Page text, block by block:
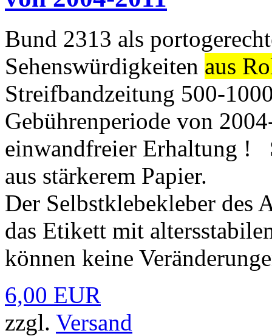
Bund 2313 als
Sehenswürdigkeiten aus
Streifbandzeitung 500-
Gebührenperiode von
einwandfreier Erhaltung !
aus stärkerem Papier.
Der Selbstklebekleber des
das Etikett mit
können keine
6,00 EUR
zzgl. Versand